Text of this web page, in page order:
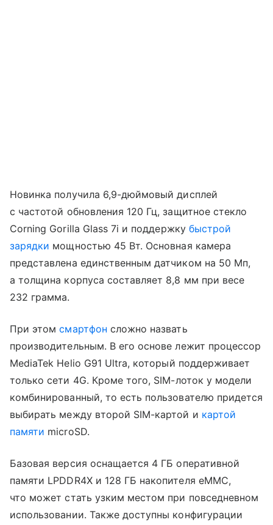
Новинка получила 6,9-дюймовый дисплей
с частотой обновления 120 Гц, защитное стекло
Corning Gorilla Glass 7i и поддержку быстрой
зарядки мощностью 45 Вт. Основная камера
представлена единственным датчиком на 50 Мп,
а толщина корпуса составляет 8,8 мм при весе
232 грамма.
При этомсмартфон сложно назвать
производительным. В его основе лежит процессор
MediaTek Helio G91 Ultra, который поддерживает
только сети 4G. Кроме того, SIM-лоток у модели
комбинированный, то есть пользователю придется
выбирать между второй SIM-картой и картой
памяти microSD.
Базовая версия оснащается 4 ГБ оперативной
памяти LPDDR4X и 128 ГБ накопителя eMMC,
что может стать узким местом при повседневном
использовании. Также доступны конфигурации